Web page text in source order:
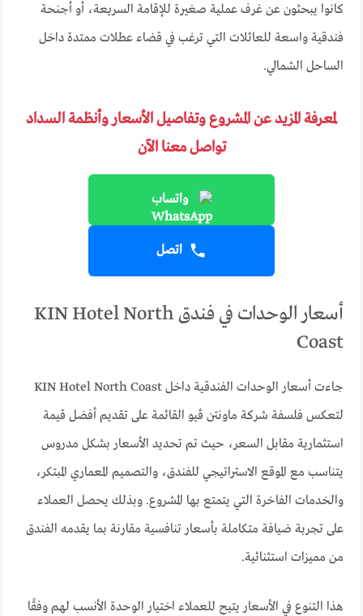
كانوا يبحثون عن غرف عملية صغيرة للإقامة السريعة، أو أجنحة
فندقية واسعة للعائلات التي ترغب في قضاء عطلات ممتدة داخل
الساحل الشمالي.
لمعرفة المزيد عن المشروع وتفاصيل الأسعار وأنظمة السداد
تواصل معنا الآن
واتساب
اتصل
أسعار الوحدات في فندق KIN Hotel North
Coast
جاءت أسعار الوحدات الفندقية داخل KIN Hotel North Coast
لتعكس فلسفة شركة ماونتن ڤيو القائمة على تقديم أفضل قيمة
استثمارية مقابل السعر، حيث تم تحديد الأسعار بشكل مدروس
يتناسب مع الموقع الاستراتيجي للفندق، والتصميم المعماري المبتكر،
والخدمات الفاخرة التي يتمتع بها المشروع. وبذلك يحصل العملاء
على تجربة ضيافة متكاملة بأسعار تنافسية مقارنة بما يقدمه الفندق
من مميزات استثنائية.
هذا التنوع في الأسعار يتيح للعملاء اختيار الوحدة الأنسب لهم وفقًا